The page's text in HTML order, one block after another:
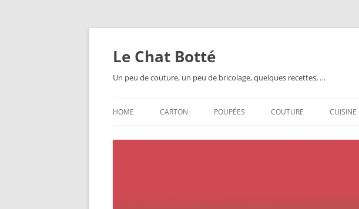
Skip
Le Chat Botté
Un peu de couture, un peu de bricolage, quelques recettes, …
HOME CARTON POUPÉES COUTURE CUISINE